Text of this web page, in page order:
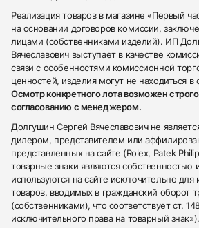
Реализация товаров в магазине «Первый
на основании договоров комиссии,
лицами (собственниками изделий). ИП
Вячеславович выступает в качестве
связи с особенностями комиссионной
ценностей, изделия могут не находиться в
Осмотр конкретного лота возможен
согласованию с менеджером.
Долгушин Сергей Вячеславович не
дилером, представителем или
представленных на сайте (Rolex, Patek
товарные знаки являются собственностью
используются на сайте исключительно для
товаров, вводимых в гражданский оборот
(собственниками), что соответствует ст.
исключительного права на товарный знак»).